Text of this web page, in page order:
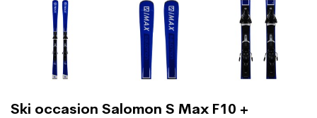
Ski occasion Salomon S Max F10 +